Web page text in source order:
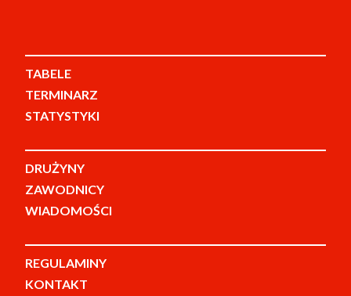
TABELE
TERMINARZ
STATYSTYKI
DRUŻYNY
ZAWODNICY
WIADOMOŚCI
REGULAMINY
KONTAKT